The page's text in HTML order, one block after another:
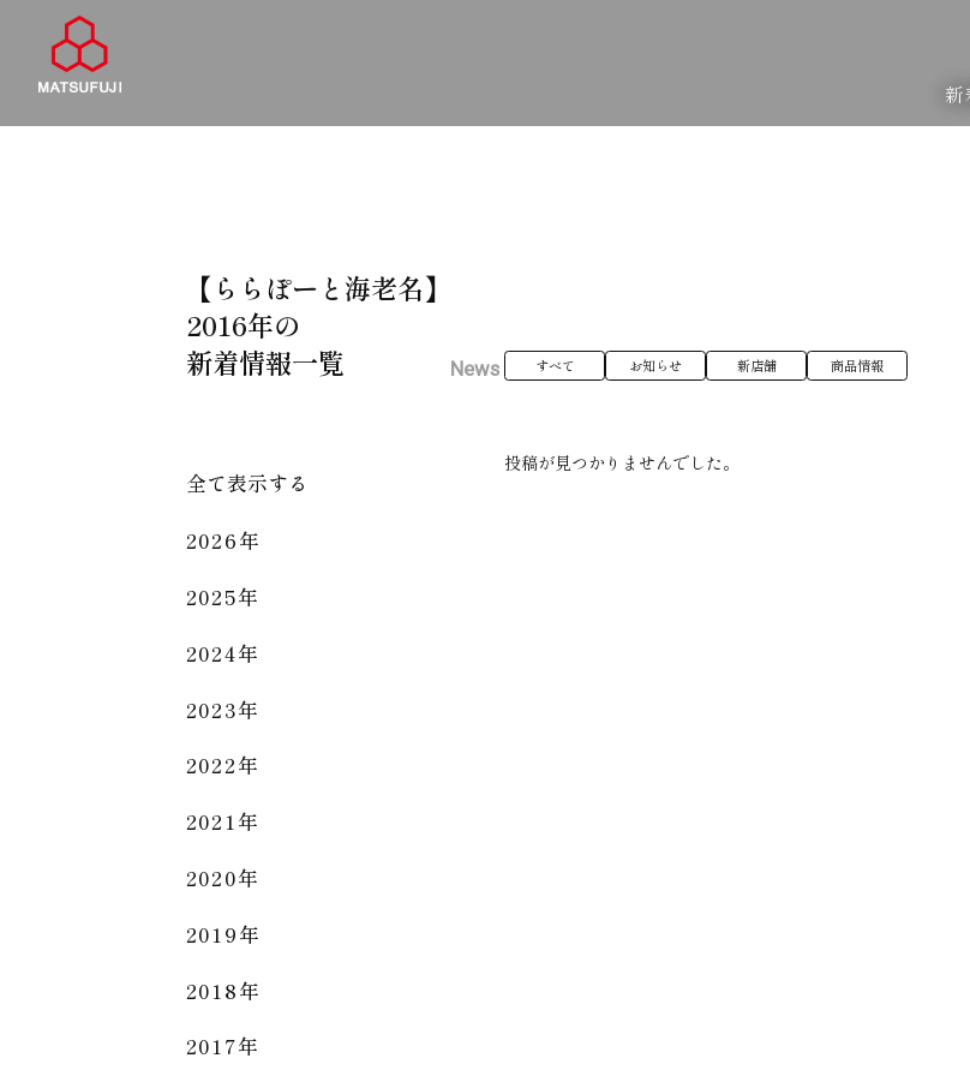
新
【ららぽーと海老名】
2016年の
新着情報一覧
News すべて お知らせ 新店舗 商品情報
投稿が見つかりませんでした。
全て表示する
2026年
2025年
2024年
2023年
2022年
2021年
2020年
2019年
2018年
2017年